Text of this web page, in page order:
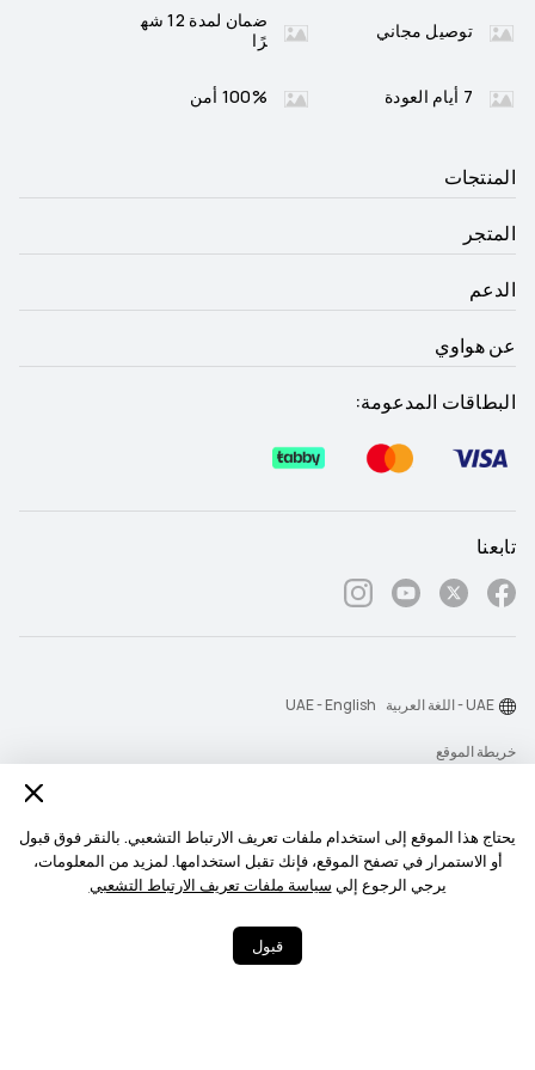
يحتاج هذا الموقع إلى استخدام ملفات تعريف الارتباط التشعبي. بالنقر فوق قبول
أو الاستمرار في تصفح الموقع، فإنك تقبل استخدامها. لمزيد من المعلومات،
يرجي الرجوع إلي سياسة ملفات تعريف الارتباط التشعبي
قبول
توصيل مجاني
ضمان لمدة 12 شه
رًا
7 أيام العودة 100% أمن
المنتجات
المتجر
الدعم
عن هواوي
البطاقات المدعومة:
تابعنا
‎©2026 Huawei Device Co., Ltd. All rights reserved.‎
خريطة الموقع
بيان الخصوصية
الكوكيز
UAE - اللغة العربية UAE - English